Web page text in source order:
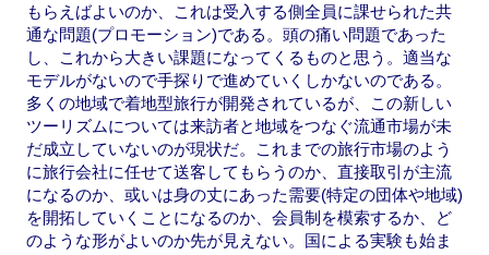
もらえばよいのか、これは受入する側全員に課せられた共
通な問題(プロモーション)である。頭の痛い問題であった
し、これから大きい課題になってくるものと思う。適当な
モデルがないので手探りで進めていくしかないのである。
多くの地域で着地型旅行が開発されているが、この新しい
ツーリズムについては来訪者と地域をつなぐ流通市場が未
だ成立していないのが現状だ。これまでの旅行市場のよう
に旅行会社に任せて送客してもらうのか、直接取引が主流
になるのか、或いは身の丈にあった需要(特定の団体や地域)
を開拓していくことになるのか、会員制を模索するか、ど
のような形がよいのか先が見えない。国による実験も始ま